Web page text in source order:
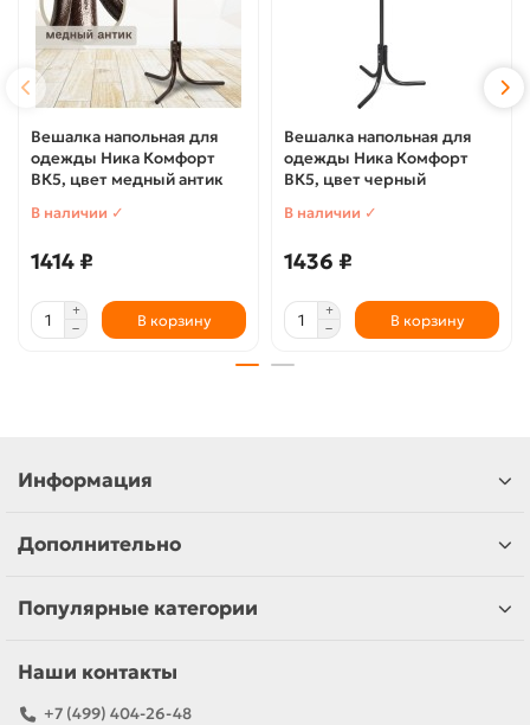
Вешалка напольная для
одежды Ника Комфорт
ВК5, цвет медный антик
В наличии ✓
1414 ₽
В корзину
Вешалка напольная для
одежды Ника Комфорт
ВК5, цвет черный
В наличии ✓
1436 ₽
В корзину
Информация
Дополнительно
Популярные категории
Наши контакты
+7 (499) 404-26-48